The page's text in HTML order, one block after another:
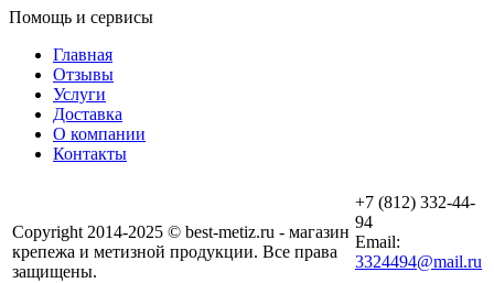
Помощь и сервисы
Главная
Отзывы
Услуги
Доставка
О компании
Контакты
Copyright 2014-2025 © best-metiz.ru - магазин
крепежа и метизной продукции. Все права
защищены.
+7 (812) 332-44-
94
Email:
3324494@mail.ru